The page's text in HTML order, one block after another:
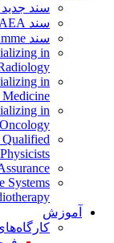
سند جدید
سند IAEA در حوزه فیزیک پزشکی
سند Radiotherapy Programme
in
in
Medicine
in
Oncology
Qualified
Physicists
Systems
آموزش